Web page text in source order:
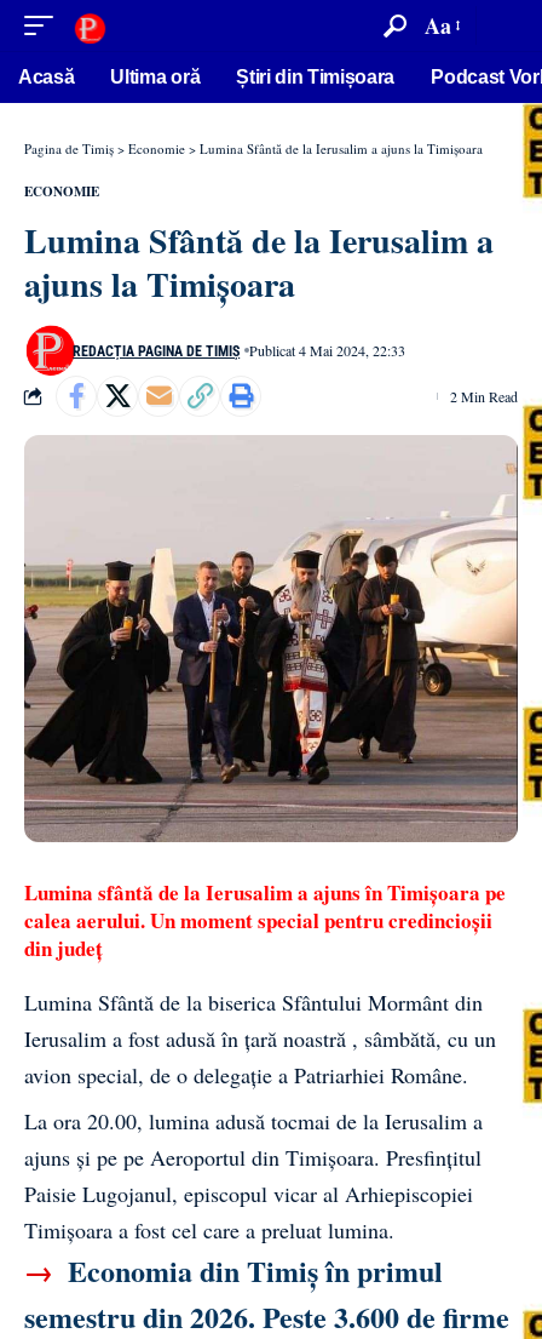
conținut Aa
Acasă Ultima oră Știri din Timișoara Podcast
Pagina de Timiș > Economie > Lumina Sfântă de la Ierusalim a ajuns la Timişoara
ECONOMIE
Lumina Sfântă de la Ierusalim a
ajuns la Timişoara
REDACȚIA PAGINA DE TIMIȘ Publicat 4 Mai 2024, 22:33
2 Min Read
Lumina sfântă de la Ierusalim a ajuns în Timișoara pe
calea aerului. Un moment special pentru credincioșii
din județ
Lumina Sfântă de la biserica Sfântului Mormânt din
Ierusalim a fost adusă în țară noastră , sâmbătă, cu un
avion special, de o delegaţie a Patriarhiei Române.
La ora 20.00, lumina adusă tocmai de la Ierusalim a
ajuns și pe pe Aeroportul din Timișoara. Presfinţitul
Paisie Lugojanul, episcopul vicar al Arhiepiscopiei
Timişoara a fost cel care a preluat lumina.
→ Economia din Timiș în primul
semestru din 2026. Peste 3.600 de firme